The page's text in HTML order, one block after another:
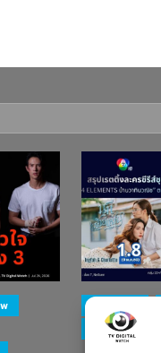
ละคร-ซีรีส์